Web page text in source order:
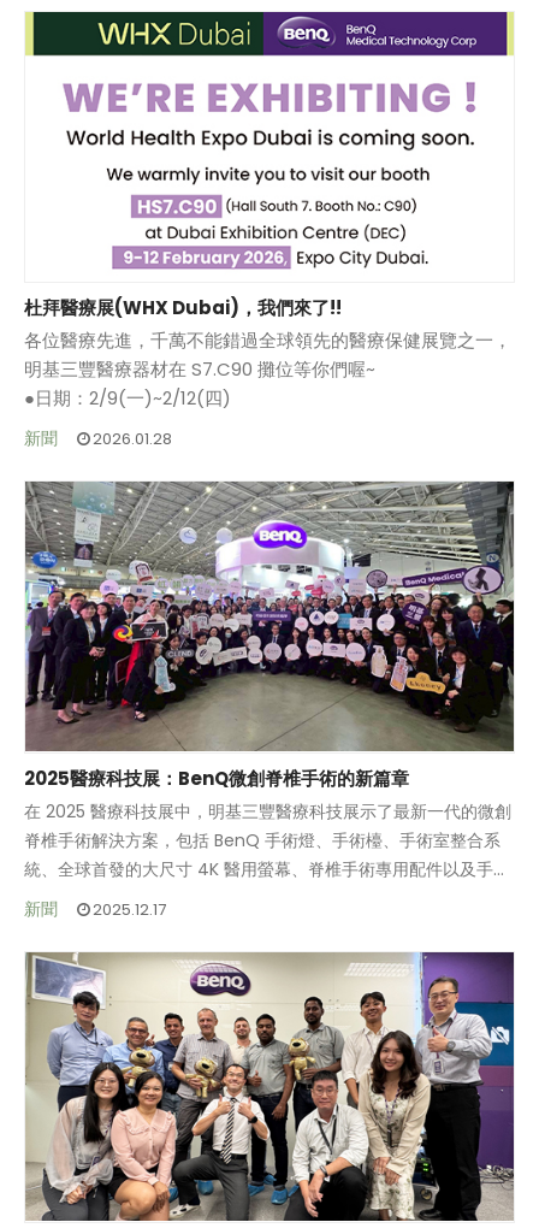
感謝各界的信任與支持，期待未來持續合作。
杜拜醫療展(WHX Dubai)，我們來了!!
各位醫療先進，千萬不能錯過全球領先的醫療保健展覽之一，
明基三豐醫療器材在 S7.C90 攤位等你們喔~
●日期：2/9(一)~2/12(四)
●地點：杜拜展覽中心（Dubai Exhibition Centre）
新聞 2026.01.28
2025醫療科技展：BenQ微創脊椎手術的新篇章
在 2025 醫療科技展中，明基三豐醫療科技展示了最新一代的微創
脊椎手術解決方案，包括 BenQ 手術燈、手術檯、手術室整合系
統、全球首發的大尺寸 4K 醫用螢幕、脊椎手術專用配件以及手術
導航機器人植釘系統。透過這些高階設備的整合，我們打造出教學
體驗。
BenQ 持續致力於突破傳統醫療技術，透過智慧化與高整合性的手
度與高效率的臨床需求。
新聞 2025.12.17